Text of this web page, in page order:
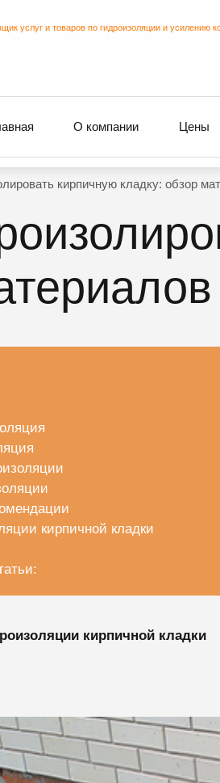
услуг и товаров по гидроизоляции и усилению
О компании Цены
кирпичную кладку: обзор
кирпичной кладки
кирпичной кладки